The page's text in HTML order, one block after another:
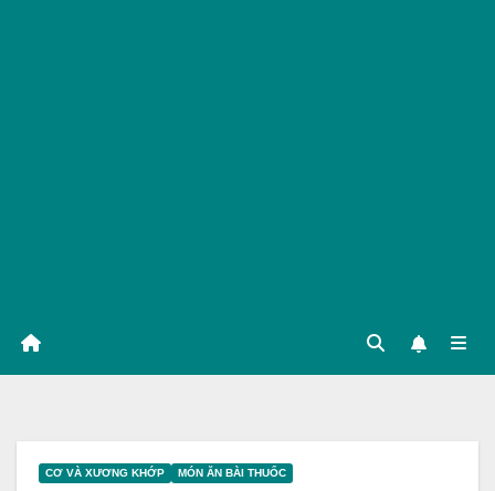
CƠ VÀ XƯƠNG KHỚP MÓN ĂN BÀI THUỐC